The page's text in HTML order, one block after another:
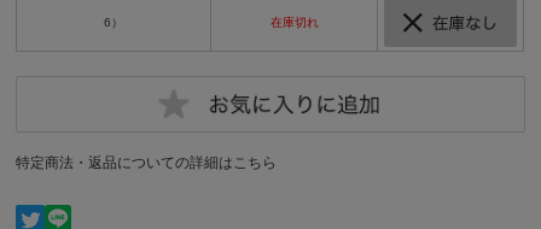
6） 在庫切れ
特定商法・返品についての詳細はこちら